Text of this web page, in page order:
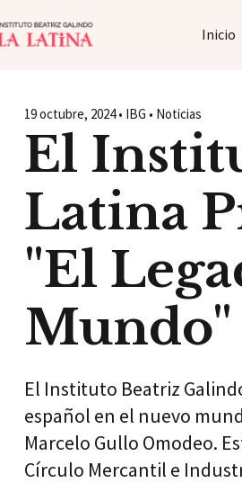
Inicio
19 octubre, 2024 • IBG • Noticias
El
Latina
"El
Mundo"
El Instituto Beatriz
español en el nuevo
Marcelo Gullo Omodeo.
Círculo Mercantil e